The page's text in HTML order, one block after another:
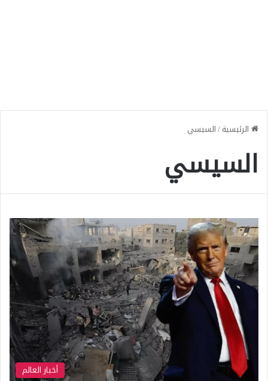
الرئيسية/السيسي
السيسي
أخبار العالم